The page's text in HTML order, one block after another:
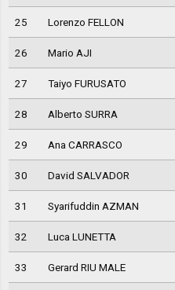
25 Lorenzo FELLON
26 Mario AJI
27 Taiyo FURUSATO
28 Alberto SURRA
29 Ana CARRASCO
30 David SALVADOR
31 Syarifuddin AZMAN
32 Luca LUNETTA
33 Gerard RIU MALE